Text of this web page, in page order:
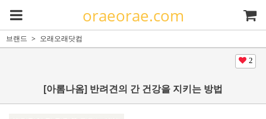
oraeorae.com
브랜드 오래오래닷컴
2
[아롬나옴] 반려견의 간 건강을 지키는 방법